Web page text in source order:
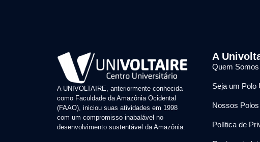
A UNIVOLTAIRE, anteriormente conhecida
como Faculdade da Amazônia Ocidental
(FAAO), iniciou suas atividades em 1998
com um compromisso inabalável no
desenvolvimento sustentável da Amazônia.
A
Quem Somos
Seja um Polo
Nossos Polos
Política de